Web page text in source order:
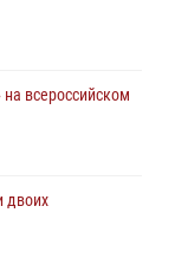
безопасности
всероссийском
двоих